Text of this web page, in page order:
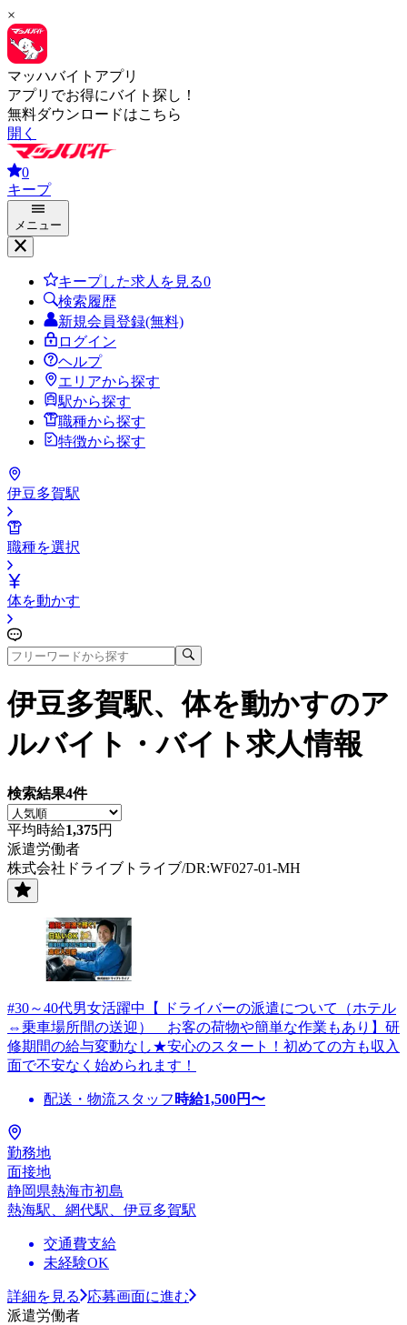
×
マッハバイトアプリ
アプリでお得にバイト探し！
無料ダウンロードはこちら
開く
0
キープ
メニュー
キープした求人を見る0
検索履歴
新規会員登録(無料)
ログイン
ヘルプ
エリアから探す
駅から探す
職種から探す
特徴から探す
伊豆多賀駅
職種を選択
体を動かす
伊豆多賀駅、体を動かすのア
ルバイト・バイト求人情報
検索結果4件
平均時給1,375円
派遣労働者
株式会社ドライブトライブ/DR:WF027-01-MH
#30～40代男女活躍中【 ドライバーの派遣について（ホテル
⇔乗車場所間の送迎） お客の荷物や簡単な作業もあり】研
修期間の給与変動なし★安心のスタート！初めての方も収入
面で不安なく始められます！
配送・物流スタッフ 時給1,500円〜
勤務地
面接地
静岡県熱海市初島
熱海駅、網代駅、伊豆多賀駅
交通費支給
未経験OK
詳細を見る
応募画面に進む
派遣労働者